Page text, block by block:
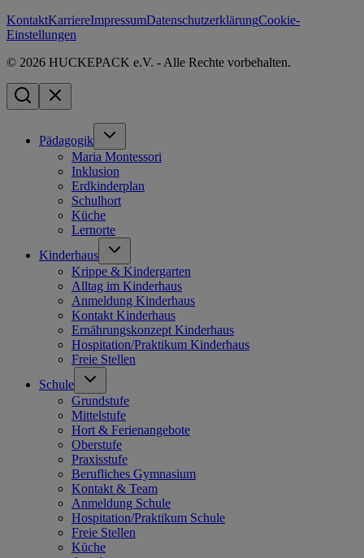
KontaktKarriereImpressumDatenschutzerklärungCookie-
Einstellungen
© 2026 HUCKEPACK e.V. - Alle Rechte vorbehalten.
Pädagogik
Maria Montessori
Inklusion
Erdkinderplan
Schulhort
Küche
Lernorte
Kinderhaus
Krippe & Kindergarten
Alltag im Kinderhaus
Anmeldung Kinderhaus
Kontakt Kinderhaus
Ernährungskonzept Kinderhaus
Hospitation/Praktikum Kinderhaus
Freie Stellen
Schule
Grundstufe
Mittelstufe
Hort & Ferienangebote
Oberstufe
Praxisstufe
Berufliches Gymnasium
Kontakt & Team
Anmeldung Schule
Hospitation/Praktikum Schule
Freie Stellen
Küche